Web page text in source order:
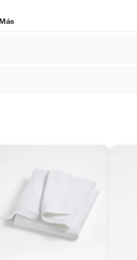
diferentes, otras con
tienen:
productos para asfalto,
productos para asfalto.
tecnología, línea blanca,